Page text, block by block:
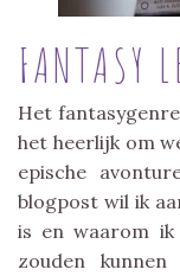
FANTASY
Het
het heerlijk om
epische
blogpost wil ik
is en waarom ik
zouden